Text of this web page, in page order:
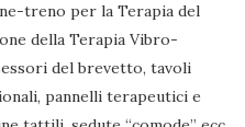
treno per la Terapia del
della Terapia Vibro-
del brevetto, tavoli
pannelli terapeutici e